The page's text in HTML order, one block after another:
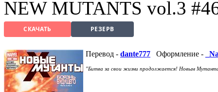
NEW MUTANTS vol.3
СКАЧАТЬ РЕЗЕРВ
Перевод - dante777 Оформление -
"Битва за свои жизни продолжается! Новым